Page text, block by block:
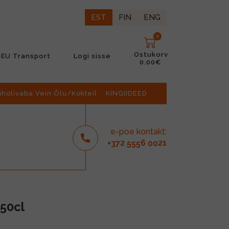
EST FIN ENG
EU Transport Logi sisse
0
Ostukorv
0.00€
Vein Õlu/Kokteil KINGIIDEED
e-poe kontakt:
+372 5556 0021